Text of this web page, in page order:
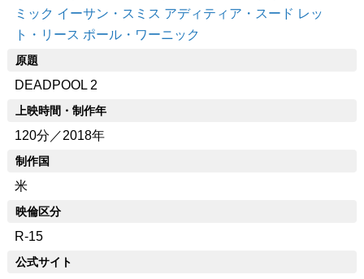
ミック イーサン・スミス アディティア・スード レッ
ト・リース ポール・ワーニック
原題
DEADPOOL 2
上映時間・制作年
120分／2018年
制作国
米
映倫区分
R-15
公式サイト